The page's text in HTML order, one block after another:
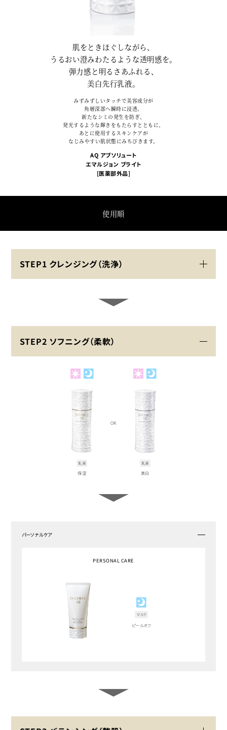
肌をときほぐしながら、
うるおい澄みわたるような透明感を。
弾力感と明るさあふれる、
美白先行乳液。
みずみずしいタッチで美容成分が
角層深部へ瞬時に浸透。
新たなシミの発生を防ぎ、
発光するような輝きをもたらすとともに、
あとに使用するスキンケアが
なじみやすい肌状態にみちびきます。
AQ アブソリュート
エマルジョン ブライト
[医薬部外品]
使用順
STEP1 クレンジング（洗浄）
STEP2 ソフニング（柔軟）
乳液
保湿
OR
乳液
美白
パーソナルケア
PERSONAL CARE
マスク
ピールオフ